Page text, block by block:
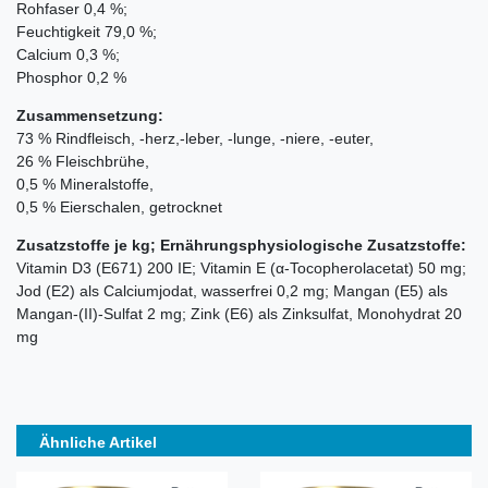
Rohfaser 0,4 %;
Feuchtigkeit 79,0 %;
Calcium 0,3 %;
Phosphor 0,2 %
Zusammensetzung:
73 % Rindfleisch, -herz,-leber, -lunge, -niere, -euter,
26 % Fleischbrühe,
0,5 % Mineralstoffe,
0,5 % Eierschalen, getrocknet
Zusatzstoffe je kg; Ernährungsphysiologische Zusatzstoffe:
Vitamin D3 (E671) 200 IE; Vitamin E (α-Tocopherolacetat) 50 mg;
Jod (E2) als Calciumjodat, wasserfrei 0,2 mg; Mangan (E5) als
Mangan-(II)-Sulfat 2 mg; Zink (E6) als Zinksulfat, Monohydrat 20
mg
Ähnliche Artikel